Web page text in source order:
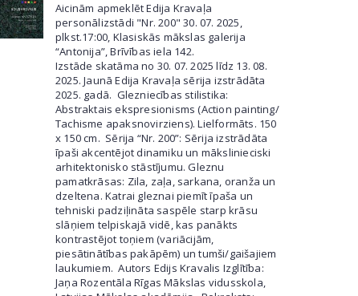
Aicinām apmeklēt Edija Kravaļa
personālizstādi "Nr. 200" 30. 07. 2025,
plkst.17:00, Klasiskās mākslas galerija
“Antonija”, Brīvības iela 142.
Izstāde skatāma no 30. 07. 2025 līdz 13. 08.
2025. Jaunā Edija Kravaļa sērija izstrādāta
2025. gadā. Glezniecības stilistika:
Abstraktais ekspresionisms (Action painting/
Tachisme apaksnovirziens). Lielformāts. 150
x 150 cm. Sērija “Nr. 200”: Sērija izstrādāta
īpaši akcentējot dinamiku un mākslinieciski
arhitektonisko stāstījumu. Gleznu
pamatkrāsas: Zila, zaļa, sarkana, oranža un
dzeltena. Katrai gleznai piemīt īpaša un
tehniski padziļināta saspēle starp krāsu
slāņiem telpiskajā vidē, kas panākts
kontrastējot toņiem (variācijām,
piesātinātības pakāpēm) un tumši/gaišajiem
laukumiem. Autors Edijs Kravalis Izglītība:
Jaņa Rozentāla Rīgas Mākslas vidusskola,